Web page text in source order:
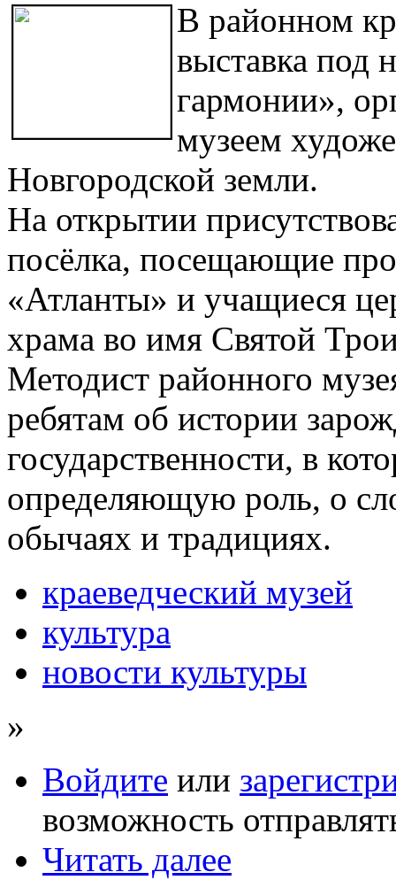
В районном
выставка под
гармонии»,
музеем
Новгородской земли.
На открытии
посёлка, посещающие
«Атланты» и учащиеся
храма во имя Святой
Методист районного
ребятам об истории
государственности, в
определяющую роль, о
обычаях и традициях.
краеведческий музей
культура
новости культуры
»
Войдите или
возможность
Читать далее